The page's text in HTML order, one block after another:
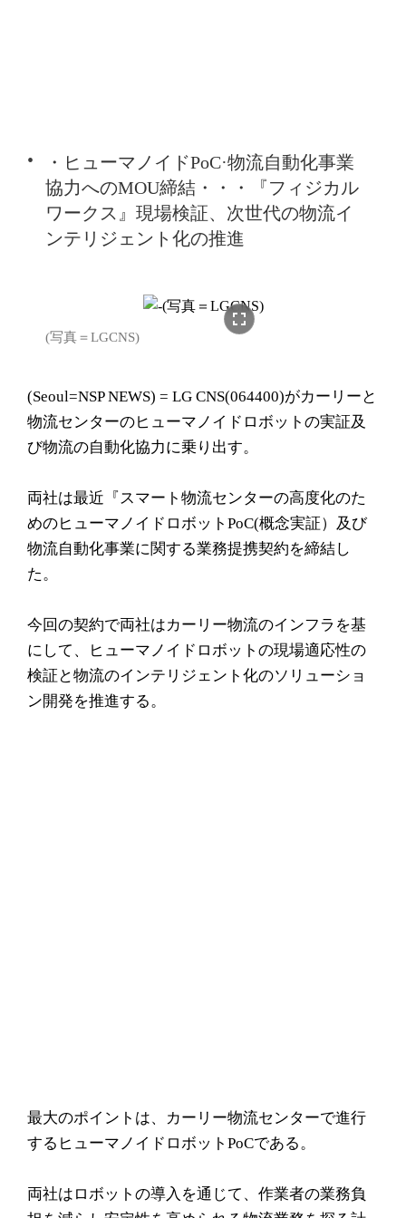
・ヒューマノイドPoC·物流自動化事業
協力へのMOU締結・・・『フィジカル
ワークス』現場検証、次世代の物流イ
ンテリジェント化の推進
fullscreen
(写真＝LGCNS)
(Seoul=NSP NEWS) = LG CNS(064400)がカーリーと
物流センターのヒューマノイドロボットの実証及
び物流の自動化協力に乗り出す。
両社は最近『スマート物流センターの高度化のた
めのヒューマノイドロボットPoC(概念実証）及び
物流自動化事業に関する業務提携契約を締結し
た。
今回の契約で両社はカーリー物流のインフラを基
にして、ヒューマノイドロボットの現場適応性の
検証と物流のインテリジェント化のソリューショ
ン開発を推進する。
最大のポイントは、カーリー物流センターで進行
するヒューマノイドロボットPoCである。
両社はロボットの導入を通じて、作業者の業務負